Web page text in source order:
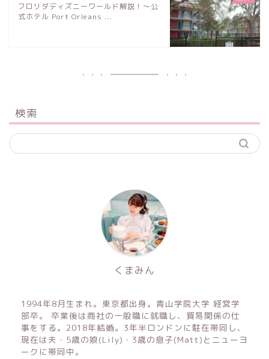
フロリダディズニーワールド解説！〜公
式ホテル Port Orleans ...
検索
くまみん
1994年8月生まれ。東京都出身。青山学院大学 経営学
部卒。 卒業後は商社の一般職に就職し、貿易関係の仕
事をする。2018年結婚。3年半ロンドンに駐在帯同し、
現在は夫・5歳の娘(Lily)・3歳の息子(Matt)とニューヨ
ークに帯同中。